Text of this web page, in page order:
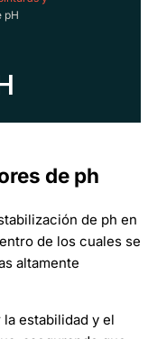
pH
de ph
de ph en
de los cuales se
altamente
estabilidad y el